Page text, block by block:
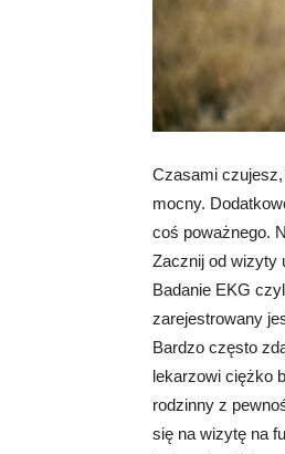
Czasami
mocny.
coś poważnego.
Zacznij od wizyty
Badanie EKG
zarejestrowany
Bardzo często
lekarzowi ciężko
rodzinny z
się na wizytę na